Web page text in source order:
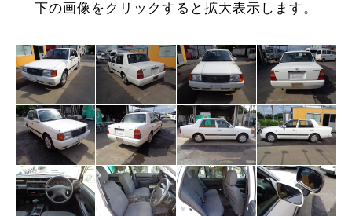
下の画像をクリックすると拡大表示します。